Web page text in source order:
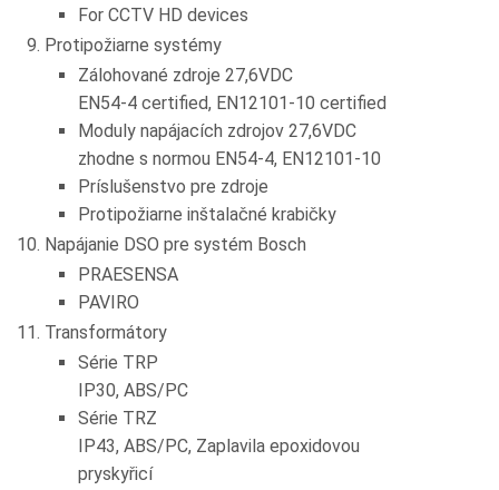
For CCTV HD devices
Protipožiarne systémy
Zálohované zdroje 27,6VDC
EN54-4 certified, EN12101-10 certified
Moduly napájacích zdrojov 27,6VDC
zhodne s normou EN54-4, EN12101-10
Príslušenstvo pre zdroje
Protipožiarne inštalačné krabičky
Napájanie DSO pre systém Bosch
PRAESENSA
PAVIRO
Transformátory
Série TRP
IP30, ABS/PC
Série TRZ
IP43, ABS/PC, Zaplavila epoxidovou
pryskyřicí